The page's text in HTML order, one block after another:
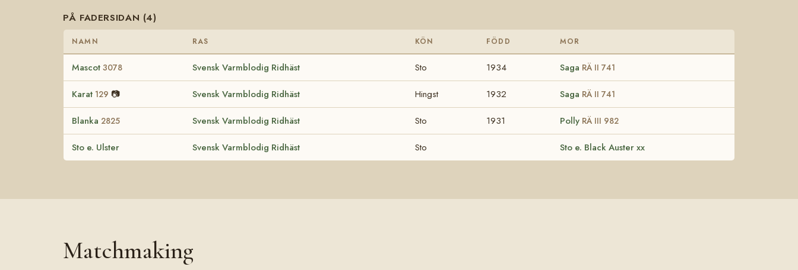
PÅ FADERSIDAN (4)
NAMN RAS KÖN FÖDD MOR
Mascot 3078 Svensk Varmblodig Ridhäst Sto 1934 Saga RÄ II 741
Karat 129 📷 Svensk Varmblodig Ridhäst Hingst 1932 Saga RÄ II 741
Blanka 2825 Svensk Varmblodig Ridhäst Sto 1931 Polly RÄ III 982
Sto e. Ulster Svensk Varmblodig Ridhäst Sto Sto e. Black Auster xx
Matchmaking